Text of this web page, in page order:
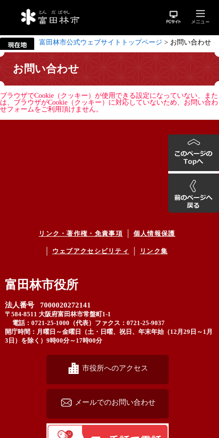
富田林市公式ウェブサイトトップページ > お問い合わせ
お問い合わせ
ブラウザでCookie（クッキー）が使用できる設定になっていない、また
は、ブラウザがCookie（クッキー）に対応していないため、お問い合わ
せフォームをご利用頂けません。
リンク・著作権・免責事項 個人情報保護
ウェブアクセシビリティ リンク集
富田林市役所
法人番号 7000020272141
〒584-8511 大阪府富田林市常盤町1-1
電話：0721-25-1000（代表） ファクス：0721-25-9037
開庁時間：月曜日～金曜日（土・日曜、祝日、年末年始（12月29日～1月
3日）を除く）9時00分～17時00分
市役所へのアクセス
メールでのお問い合わせ